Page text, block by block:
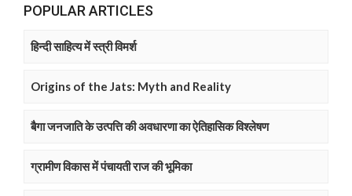
POPULAR ARTICLES
हिन्दी साहित्य में स्त्री विमर्श
Origins of the Jats: Myth and Reality
बैगा जनजाति के उत्पत्ति की अवधारणा का ऐतिहासिक विश्लेषण
ग्रामीण विकास में पंचायती राज की भूमिका